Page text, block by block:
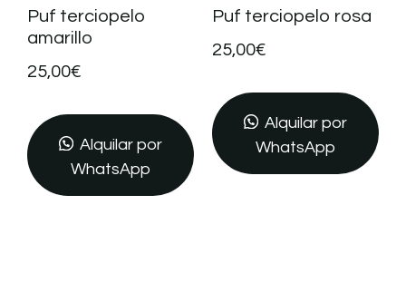
Puf terciopelo
amarillo
25,00€
Alquilar por
WhatsApp
Puf terciopelo rosa
25,00€
Alquilar por
WhatsApp